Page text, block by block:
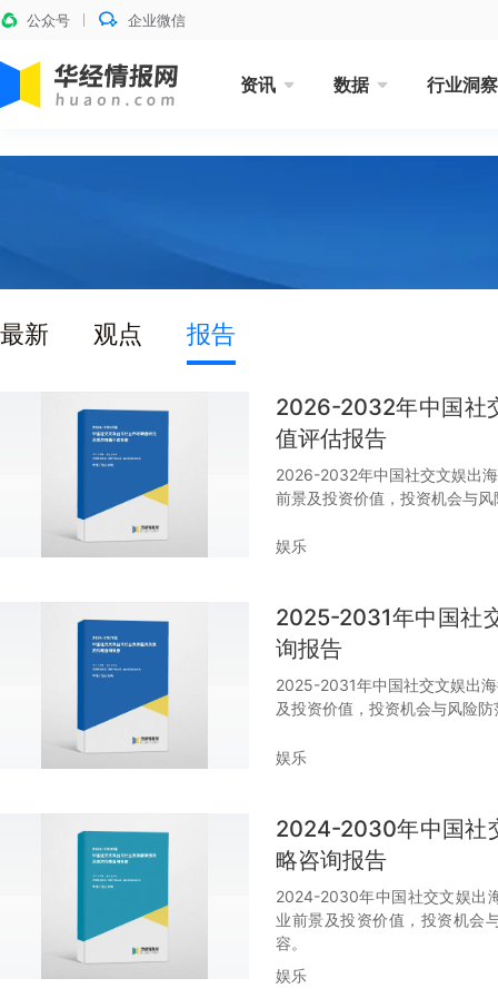
公众号 企业微信
资讯 数据 行业洞察
最新 观点 报告
2026-2032年中国社
值评估报告
2026-2032年中国社交文娱出
前景及投资价值，投资机会与
娱乐
2025-2031年中国社
询报告
2025-2031年中国社交文娱出
及投资价值，投资机会与风险
娱乐
2024-2030年中国社
略咨询报告
2024-2030年中国社交文娱出
业前景及投资价值，投资机会
容。
娱乐